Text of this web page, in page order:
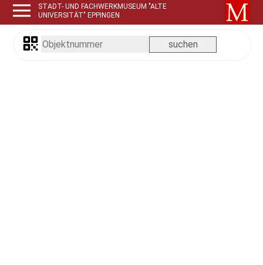
STADT- UND FACHWERKMUSEUM "ALTE
UNIVERSITÄT" EPPINGEN